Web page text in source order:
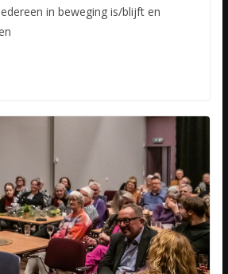
in beweging is/blijft en